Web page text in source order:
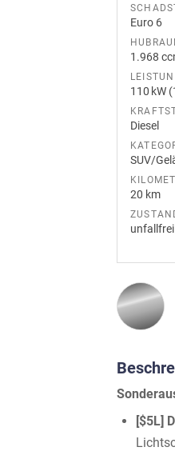
Euro 6
1.968
110 kW
Diesel
SUV/
20 km
unfallfrei
[$5L]